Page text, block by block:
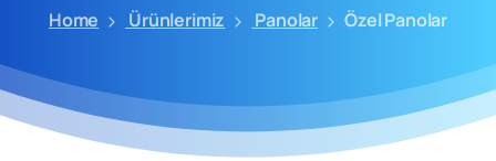
Home Ürünlerimiz Panolar Özel Panolar